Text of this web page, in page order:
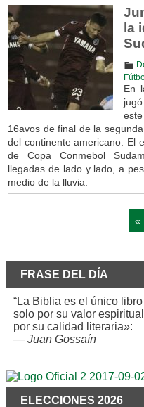
la
En
16avos de final de la
del continente americano. El
de Copa Conmebol
llegadas de lado y lado, a
medio de la lluvia.
«
FRASE DEL DÍA
“La Biblia es el único
solo por su valor
por su calidad literaria»:
— Juan Gossaín
ELECCIONES 2026